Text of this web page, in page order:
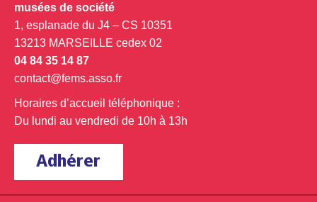
musées de société
1, esplanade du J4 – CS 10351
13213 MARSEILLE cedex 02
04 84 35 14 87
contact@fems.asso.fr
Horaires d’accueil téléphonique :
Du lundi au vendredi de 10h à 13h
Adhérer